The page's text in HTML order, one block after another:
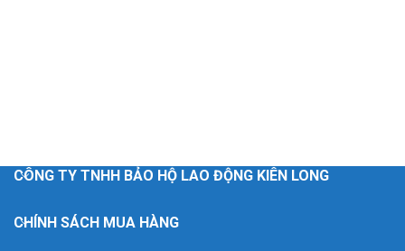
CÔNG TY TNHH BẢO HỘ LAO ĐỘNG KIÊN LONG
CHÍNH SÁCH MUA HÀNG